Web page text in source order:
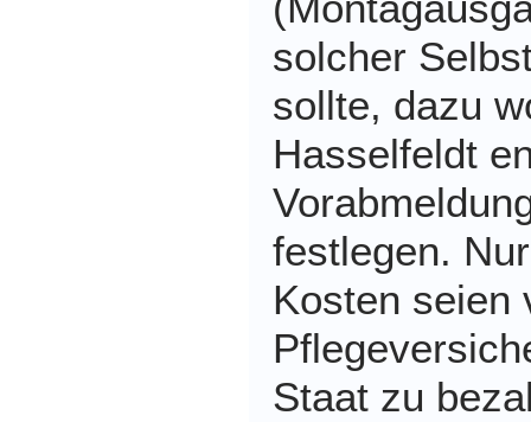
solcher
sollte, dazu
Hasselfeldt
festlegen.
Kosten seien
Staat zu